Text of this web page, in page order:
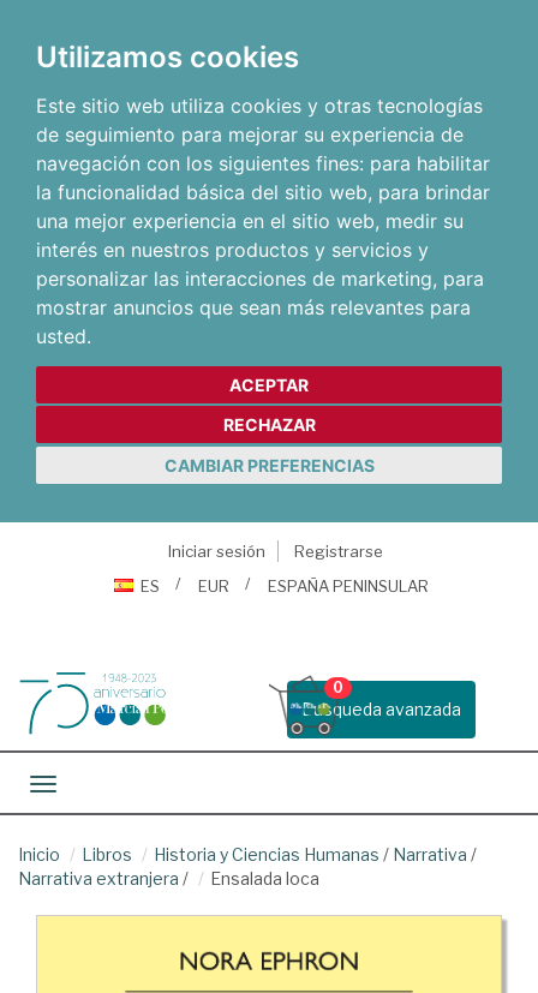
Utilizamos cookies
Este sitio web utiliza cookies y otras tecnologías
de seguimiento para mejorar su experiencia de
navegación con los siguientes fines: para habilitar
la funcionalidad básica del sitio web, para brindar
una mejor experiencia en el sitio web, medir su
interés en nuestros productos y servicios y
personalizar las interacciones de marketing, para
mostrar anuncios que sean más relevantes para
usted.
ACEPTAR
RECHAZAR
CAMBIAR PREFERENCIAS
Iniciar sesión
Registrarse
ES
EUR ESPAÑA PENINSULAR
Busqueda avanzada
0
Toggle navigation
Inicio Libros Historia y Ciencias Humanas / Narrativa /
Narrativa extranjera / Ensalada loca